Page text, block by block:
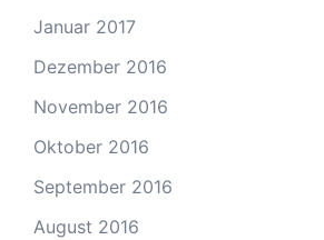
Januar 2017
Dezember 2016
November 2016
Oktober 2016
September 2016
August 2016